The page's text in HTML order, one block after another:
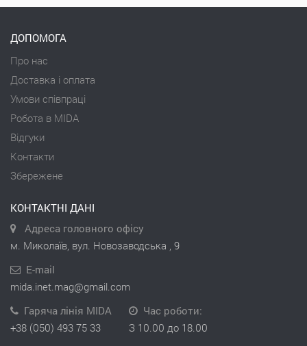
ДОПОМОГА
Про нас
Доставка і оплата
Умови співпраці
Робота в MIDA
Відгуки
Контакти
Збережене
КОНТАКТНІ ДАНІ
Адреса головного офісу
м. Миколаїв, вул. Новозаводська , 9
E-mail
mida.inet.mag@gmail.com
Гаряча лінія MIDA
+38 (050) 493 75 33
Час роботи:
З 10.00 до 18.00